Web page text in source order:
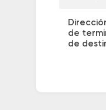
de
de